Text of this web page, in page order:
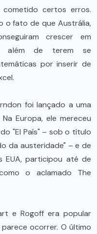
certos erros.
o fato de que Austrália,
crescer em
além de terem se
por inserir de
foi lançado a uma
Europa, ele mereceu
"El País" – sob o título
da austeridade" – e de
EUA, participou até de
o aclamado The
e Rogoff era popular
ocorrer. O último